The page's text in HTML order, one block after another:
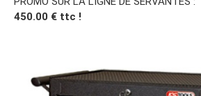
450.00 € ttc !